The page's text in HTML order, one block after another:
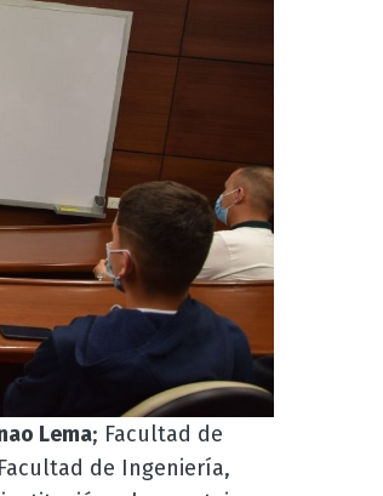
Lema; Facultad de
de Ingeniería,